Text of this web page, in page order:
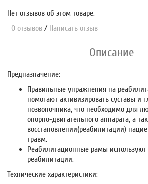
Нет отзывов об этом товаре.
0 отзывов / Написать отзыв
Описание
Предназначение:
Правильные упражнения на
помогают активизировать суставы
позвоночника, что необходимо для
опорно-двигательного аппарата, а
восстановлении(реабилитации)
травм.
Реабилитационные рамы используют
реабилитации.
Технические характеристики: